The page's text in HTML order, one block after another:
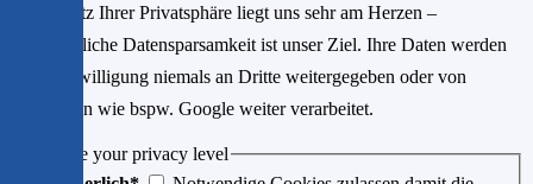
Der Schutz Ihrer Privatsphäre liegt uns sehr am Herzen –
größtmögliche Datensparsamkeit ist unser Ziel. Ihre Daten werden
ohne Einwilligung niemals an Dritte weitergegeben oder von
Drittfirmen wie bspw. Google weiter verarbeitet.
Choose your privacy level